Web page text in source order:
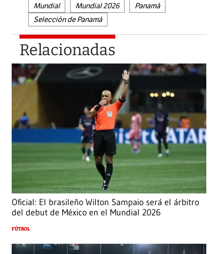
Mundial
Mundial 2026
Panamá
Selección de Panamá
Relacionadas
Oficial: El brasileño Wilton Sampaio será el árbitro
del debut de México en el Mundial 2026
FÚTBOL